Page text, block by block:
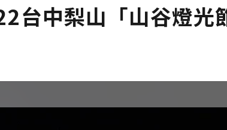
台中梨山「山谷燈光